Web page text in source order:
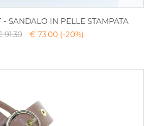
- SANDALO IN PELLE STAMPATA
91.30
€ 73.00 (-20%)